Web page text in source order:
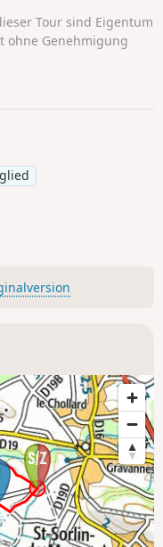
Tour sind Eigentum
ohne Genehmigung